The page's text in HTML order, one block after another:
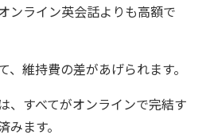
ンライン英会話よりも高額で
、維持費の差があげられます。
、すべてがオンラインで完結す
ます。